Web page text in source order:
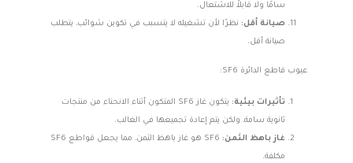
سامًا ولا قابلاً للاشتعال.
صيانة أقل: نظرًا لأن تشغيله لا يتسبب في تكوين شوائب، يتطلب
صيانة أقل.
عيوب قاطع الدائرة SF6:
تأثيرات بيئية: يتكون غاز SF6 المتكون أثناء الانحناء من منتجات
ثانوية سامة، ولكن يتم إعادة تجميعها في الغالب.
غاز باهظ الثمن: SF6 هو غاز باهظ الثمن، مما يجعل قواطع SF6
مكلفة.